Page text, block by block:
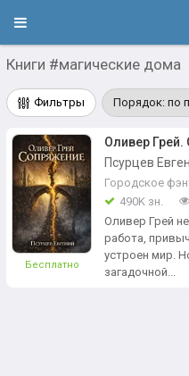
Книги #магические дома
Фильтры Порядок: по
Бесплатно
Оливер
Псурцев
Городское
490K зн.
Оливер Грей
работа,
устроен мир.
загадочной...